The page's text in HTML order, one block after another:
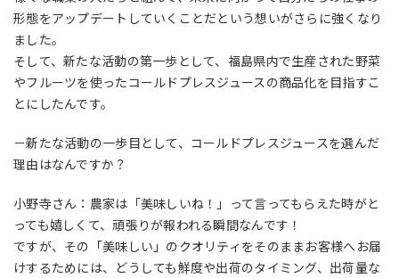
形態をアップデートしていくことだという想いがさらに強くなり
ました。
そして、新たな活動の第一歩として、福島県内で生産された野菜
やフルーツを使ったコールドプレスジュースの商品化を目指すこ
とにしたんです。
－新たな活動の一歩目として、コールドプレスジュースを選んだ
理由はなんですか？
小野寺さん：農家は「美味しいね！」って言ってもらえた時がと
っても嬉しくて、頑張りが報われる瞬間なんです！
ですが、その「美味しい」のクオリティをそのままお客様へお届
けするためには、どうしても鮮度や出荷のタイミング、出荷量な